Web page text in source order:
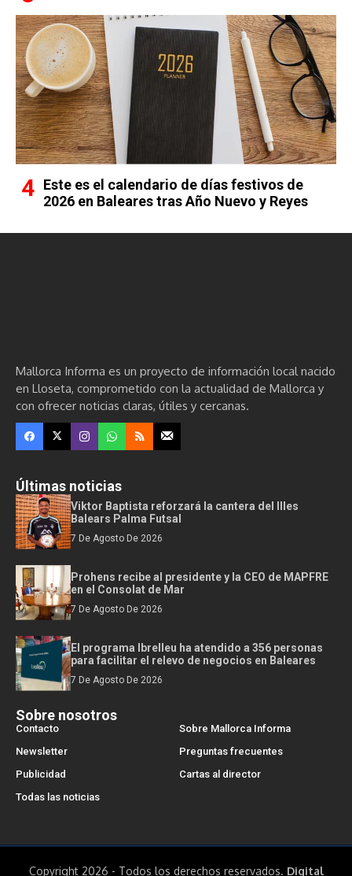
Este es el calendario de días festivos de
2026 en Baleares tras Año Nuevo y Reyes
Mallorca Informa es un proyecto de información local nacido
en Lloseta, comprometido con la actualidad de Mallorca y
con ofrecer noticias claras, útiles y cercanas.
Últimas noticias
Viktor Baptista reforzará la cantera del Illes
Balears Palma Futsal
7 De Agosto De 2026
Prohens recibe al presidente y la CEO de MAPFRE
en el Consolat de Mar
7 De Agosto De 2026
El programa Ibrelleu ha atendido a 356 personas
para facilitar el relevo de negocios en Baleares
7 De Agosto De 2026
Sobre nosotros
Contacto
Sobre Mallorca Informa
Newsletter
Preguntas frecuentes
Publicidad
Cartas al director
Todas las noticias
Copyright 2026 - Todos los derechos reservados. Digital